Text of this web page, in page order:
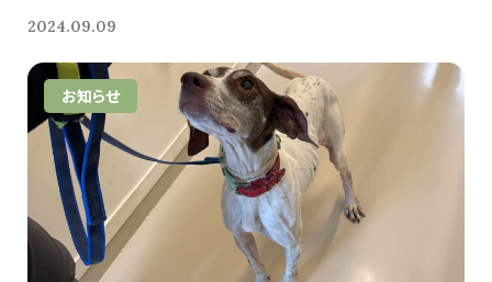
2024.09.09
お知らせ